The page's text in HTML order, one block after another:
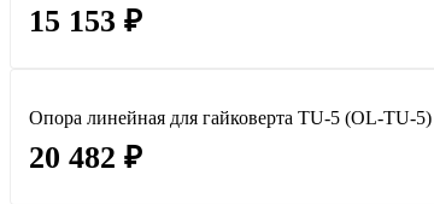
15 153 ₽
Опора линейная для гайковерта TU-5 (OL-TU-5)
20 482 ₽